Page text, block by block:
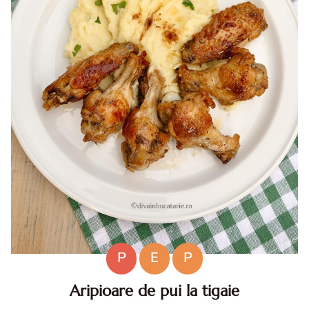
P E
P
Aripioare de pui la tigaie